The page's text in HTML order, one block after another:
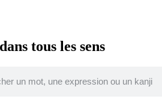
tous les sens